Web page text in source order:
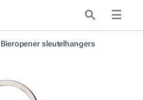
☰
Bieropener sleutelhangers